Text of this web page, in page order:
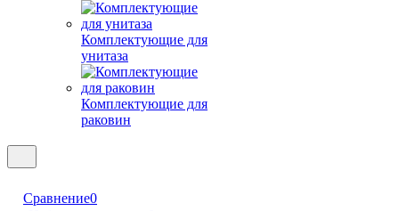
Комплектующие для
унитаза
Комплектующие для
раковин
Сравнение0